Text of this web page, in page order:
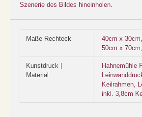
Szenerie des Bildes hineinholen.
Maße Rechteck
40cm x
50cm x
Kunstdruck |
Material
Hahnemühle
Keilrahmen,
inkl. 3,8cm